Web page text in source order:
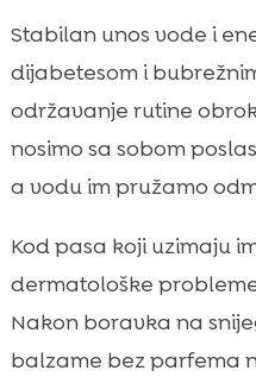
Stabilan unos vode i
dijabetesom i
održavanje rutine
nosimo sa sobom
a vodu im pružamo
Kod pasa koji uzimaju
dermatološke
Nakon boravka na
balzame bez parfema